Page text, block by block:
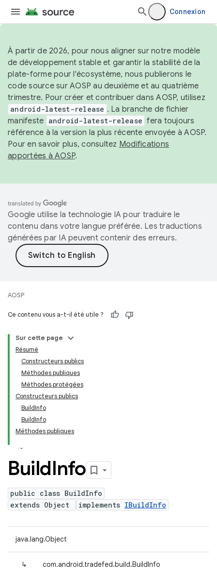
Connexion
À partir de 2026, pour nous aligner sur notre modèle
de développement stable et garantir la stabilité de la
plate-forme pour l'écosystème, nous publierons le
code source sur AOSP au deuxième et au quatrième
trimestre. Pour créer et contribuer dans AOSP, utilisez
android-latest-release . La branche de fichier
manifeste android-latest-release fera toujours
référence à la version la plus récente envoyée à AOSP.
Pour en savoir plus, consultez Modifications
apportées à AOSP.
Google utilise la technologie IA pour traduire le
contenu dans votre langue préférée. Les traductions
générées par IA peuvent contenir des erreurs.
AOSP
Ce contenu vous a-t-il été utile ?
Sur cette page
Résumé
Constructeurs publics
Méthodes publiques
Méthodes protégées
Constructeurs publics
BuildInfo
BuildInfo
Méthodes publiques
BuildInfo
public class BuildInfo
extends Object
implements IBuildInfo
java.lang.Object
↳ com.android.tradefed.build.BuildInfo